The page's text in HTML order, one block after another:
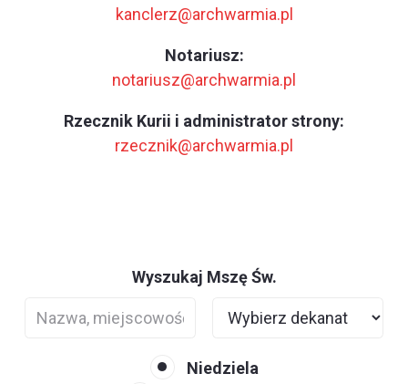
kanclerz@archwarmia.pl
Notariusz:
notariusz@archwarmia.pl
Rzecznik Kurii i administrator strony:
rzecznik@archwarmia.pl
Wyszukaj Mszę Św.
Niedziela